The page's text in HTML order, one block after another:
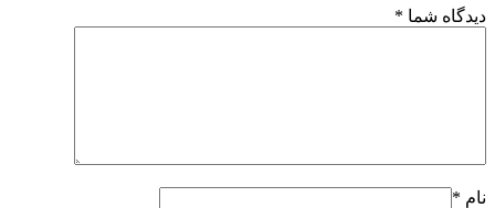
دیدگاه شما *
نام *